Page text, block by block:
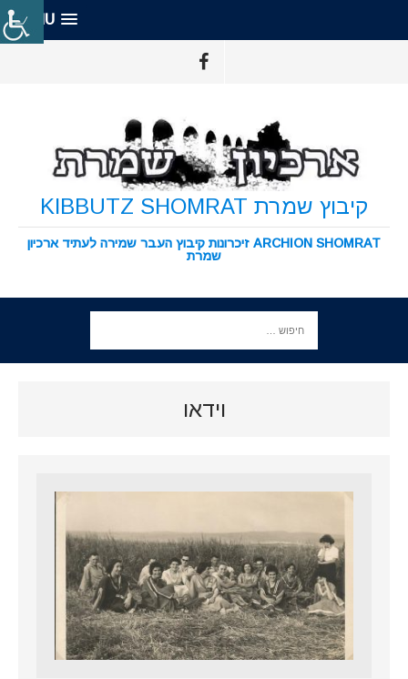
MENU
קיבוץ שמרת KIBBUTZ SHOMRAT
ARCHION SHOMRAT זיכרונות קיבוץ העבר שמירה לעתיד ארכיון
שמרת
וידאו